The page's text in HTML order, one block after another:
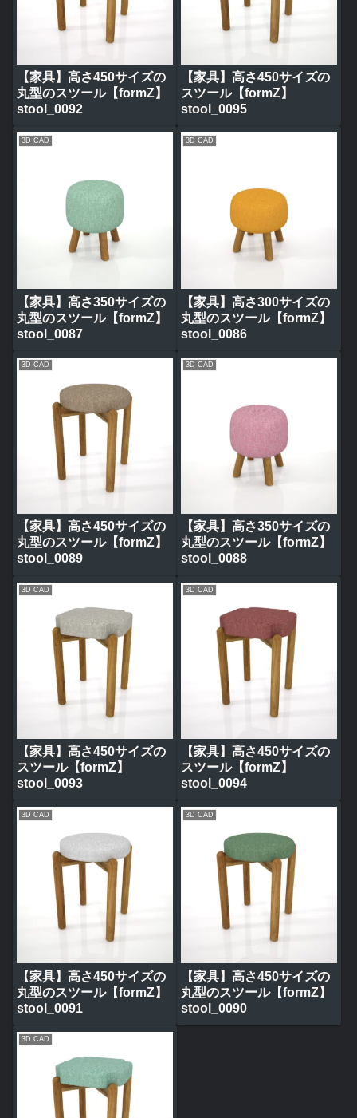
【家具】高さ450サイズの
丸型のスツール【formZ】
stool_0092
【家具】高さ450サイズの
スツール【formZ】
stool_0095
3D CAD
【家具】高さ350サイズの
丸型のスツール【formZ】
stool_0087
3D CAD
【家具】高さ300サイズの
丸型のスツール【formZ】
stool_0086
3D CAD
【家具】高さ450サイズの
丸型のスツール【formZ】
stool_0089
3D CAD
【家具】高さ350サイズの
丸型のスツール【formZ】
stool_0088
3D CAD
【家具】高さ450サイズの
スツール【formZ】
stool_0093
3D CAD
【家具】高さ450サイズの
スツール【formZ】
stool_0094
3D CAD
【家具】高さ450サイズの
丸型のスツール【formZ】
stool_0091
3D CAD
【家具】高さ450サイズの
丸型のスツール【formZ】
stool_0090
3D CAD